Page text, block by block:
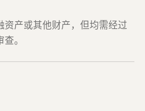
资产或其他财产，但均需经过
。